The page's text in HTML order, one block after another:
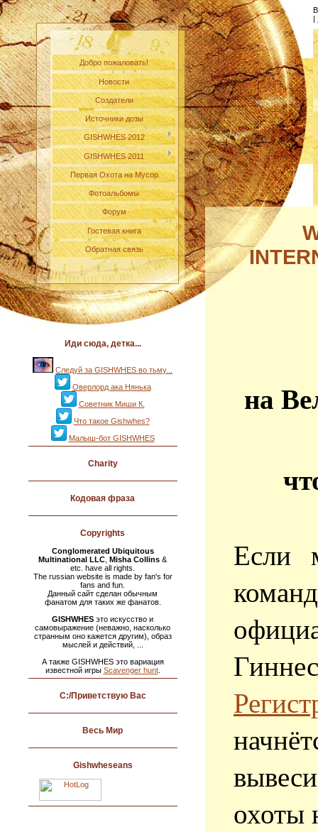
Добро пожаловать!
Новости
Создатели
Источники дозы
GISHWHES 2012
GISHWHES 2011
Первая Охота на Мусор
Фотоальбомы
Форум
Гостевая книга
Обратная связь
Иди сюда, детка...
Следуй за GISHWHES во тьму...
Оверлорд ака Нянька
Советник Миши К.
Что такое Gishwhes?
Малыш-бот GISHWHES
Charity
Кодовая фраза
Copyrights
Conglomerated Ubiquitous
Multinational LLC Misha Collins &
etc. have all rights.
The russian website is made by fan's for
fans and fun.
Данный сайт сделан обычным
фанатом для таких же фанатов.
GISHWHES это искусство и
самовыражение (неважно, насколько
странным оно кажется другим), образ
мыслей и действий, ...
А также GISHWHES это вариация
известной игры Scavenger hunt.
C:/Приветствую Вас
Весь Мир
Gishwheseans
|
на
Если
охоты